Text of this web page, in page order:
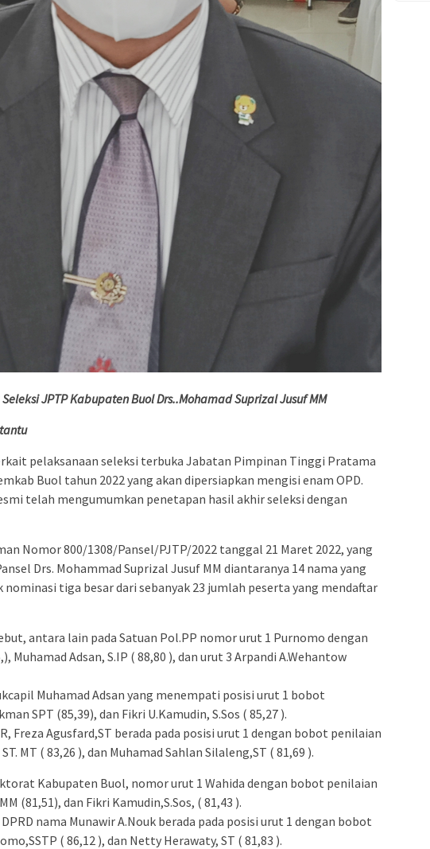
JPTP Kabupaten Buol Drs..Mohamad Suprizal Jusuf MM
pelaksanaan seleksi terbuka Jabatan Pimpinan Tinggi Pratama
Buol tahun 2022 yang akan dipersiapkan mengisi enam OPD.
telah mengumumkan penetapan hasil akhir seleksi dengan
Nomor 800/1308/Pansel/PJTP/2022 tanggal 21 Maret 2022, yang
Drs. Mohammad Suprizal Jusuf MM diantaranya 14 nama yang
tiga besar dari sebanyak 23 jumlah peserta yang mendaftar
antara lain pada Satuan Pol.PP nomor urut 1 Purnomo dengan
Muhamad Adsan, S.IP ( 88,80 ), dan urut 3 Arpandi A.Wehantow
Muhamad Adsan yang menempati posisi urut 1 bobot
SPT (85,39), dan Fikri U.Kamudin, S.Sos ( 85,27 ).
Freza Agusfard,ST berada pada posisi urut 1 dengan bobot penilaian
MT ( 83,26 ), dan Muhamad Sahlan Silaleng,ST ( 81,69 ).
Kabupaten Buol, nomor urut 1 Wahida dengan bobot penilaian
(81,51), dan Fikri Kamudin,S.Sos, ( 81,43 ).
nama Munawir A.Nouk berada pada posisi urut 1 dengan bobot
( 86,12 ), dan Netty Herawaty, ST ( 81,83 ).